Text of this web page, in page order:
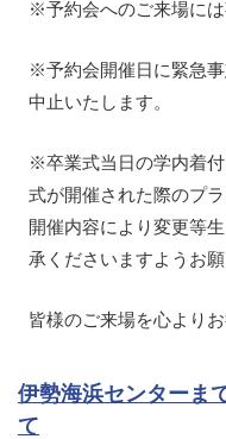
※予約会へのご来場には
※予約会開催日に緊急
中止いたします。
※卒業式当日の学内着
式が開催された際のプ
開催内容により変更等
承くださいますようお願
皆様のご来場を心より
伊勢海浜センターま
て